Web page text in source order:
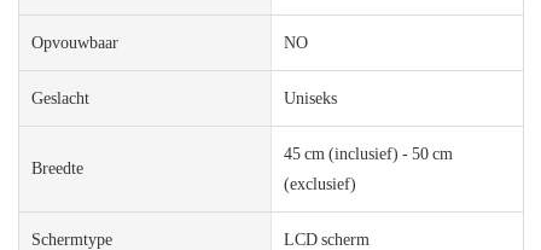
Opvouwbaar NO
Geslacht Uniseks
Breedte
45 cm (inclusief) - 50 cm
(exclusief)
Schermtype LCD scherm